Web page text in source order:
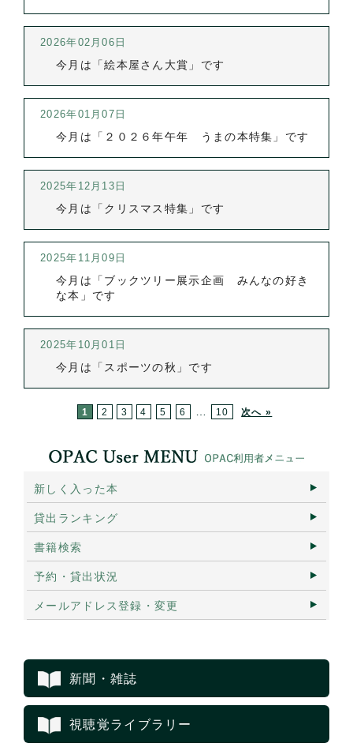
2026年02月06日
今月は「絵本屋さん大賞」です
2026年01月07日
今月は「２０２６年午年 うまの本特集」です
2025年12月13日
今月は「クリスマス特集」です
2025年11月09日
今月は「ブックツリー展示企画 みんなの好き
な本」です
2025年10月01日
今月は「スポーツの秋」です
1 2 3 4 5 6 10 次へ »
新しく入った本
貸出ランキング
書籍検索
予約・貸出状況
メールアドレス登録・変更
新聞・雑誌
視聴覚ライブラリー